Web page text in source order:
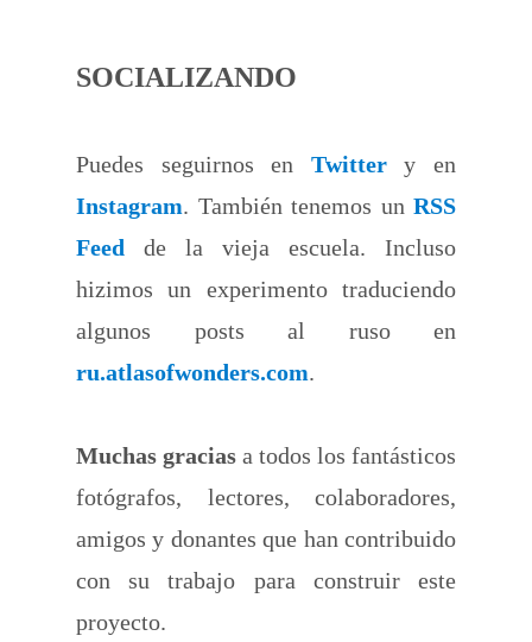
SOCIALIZANDO
Puedes seguirnos en Twittery en
Instagram. También tenemos un RSS
Feed de la vieja escuela. Incluso
hizimos un experimento traduciendo
algunos posts al ruso en
ru.atlasofwonders.com.
Muchas gracias a todos los fantásticos
fotógrafos, lectores, colaboradores,
amigos y donantes que han contribuido
con su trabajo para construir este
proyecto.